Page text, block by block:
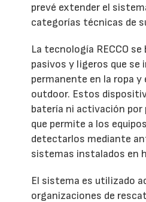
prevé extender el
categorías técnicas de
La tecnología RECCO
pasivos y ligeros que se
permanente en la ropa y
outdoor. Estos
batería ni activación por
que permite a los
detectarlos mediante
sistemas instalados en
El sistema es utilizado
organizaciones de